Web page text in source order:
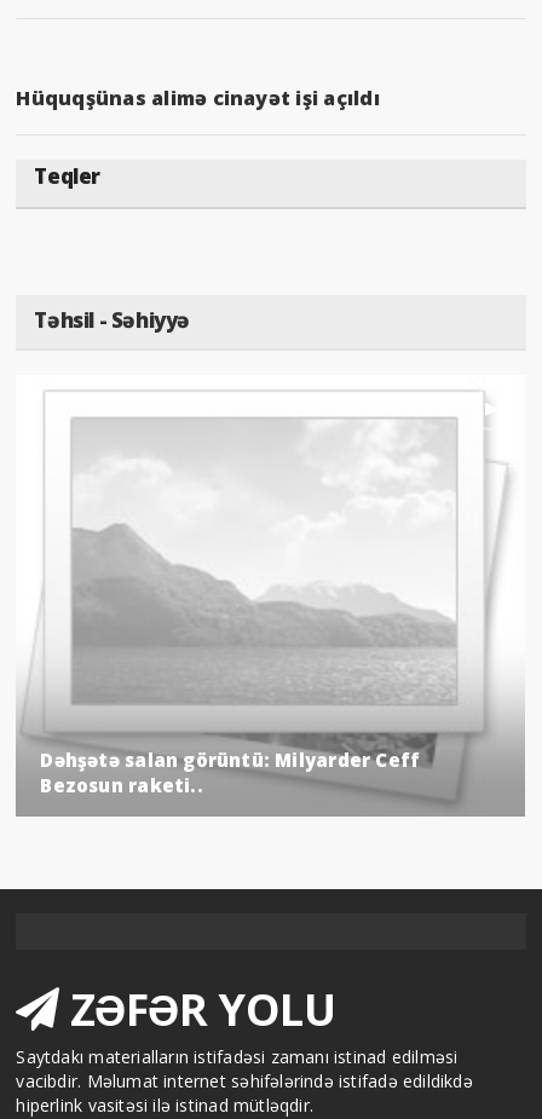
Hüquqşünas alimə cinayət işi açıldı
Teqler
Təhsil - Səhiyyə
Dəhşətə salan görüntü: Milyarder Ceff
Bezosun raketi..
ZƏFƏR YOLU
Saytdakı materialların istifadəsi zamanı istinad edilməsi
vacibdir. Məlumat internet səhifələrində istifadə edildikdə
hiperlink vasitəsi ilə istinad mütləqdir.